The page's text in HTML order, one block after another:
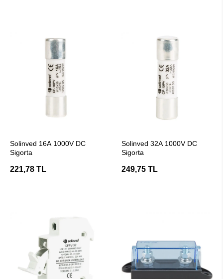
Solinved 16A 1000V DC
Sigorta
221,78 TL
Solinved 32A 1000V DC
Sigorta
249,75 TL